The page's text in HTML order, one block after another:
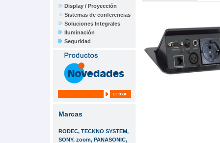
Display / Proyección
Sistemas de conferencias
Soluciones Integrales
Iluminación
Seguridad
Marcas
RODEC, TECKNO SYSTEM,
SONY, zoom, PANASONIC,